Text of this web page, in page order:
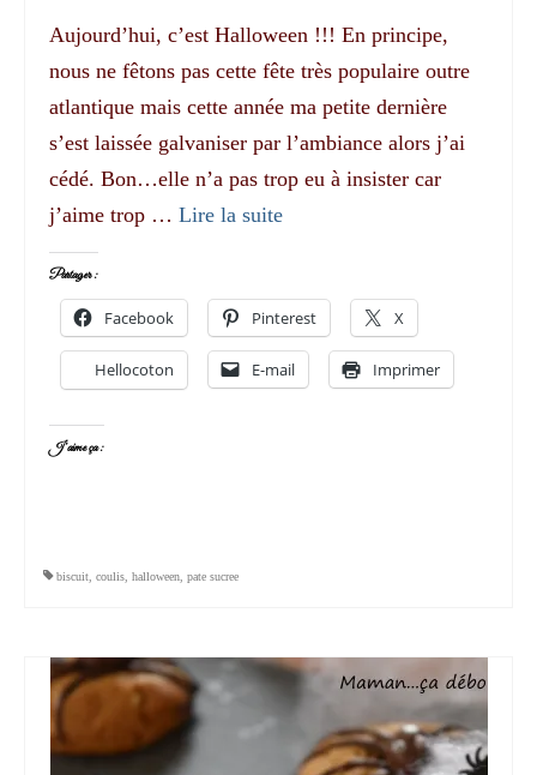
Aujourd’hui, c’est Halloween !!! En principe,
nous ne fêtons pas cette fête très populaire outre
atlantique mais cette année ma petite dernière
s’est laissée galvaniser par l’ambiance alors j’ai
cédé. Bon…elle n’a pas trop eu à insister car
j’aime trop … Lire la suite­­
Partager :
Facebook Pinterest X
Hellocoton E-mail Imprimer
J’aime ça :
biscuit coulis halloween pate sucree